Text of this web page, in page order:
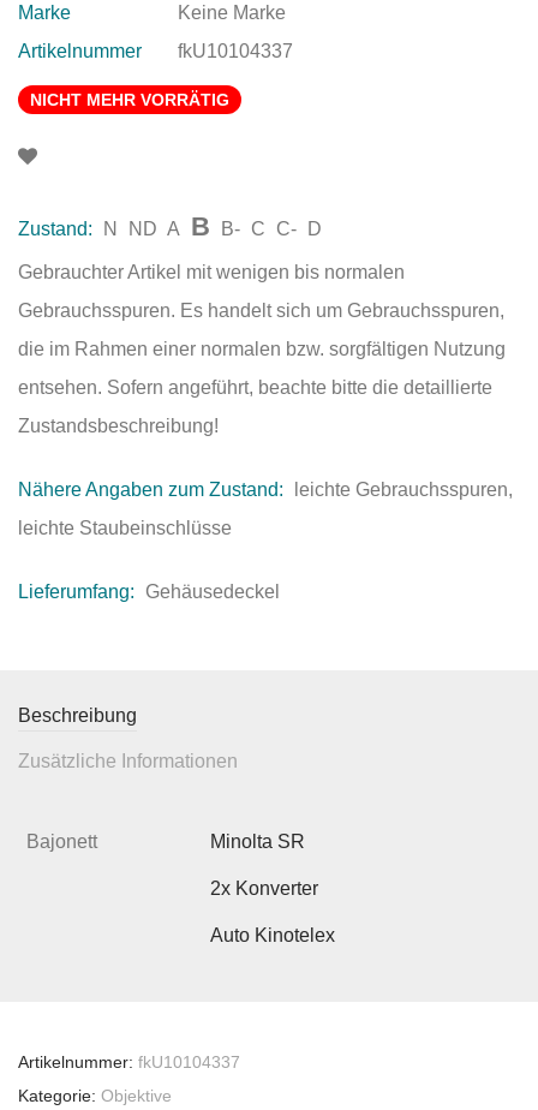
Marke
Keine Marke
Artikelnummer
fkU10104337
NICHT MEHR VORRÄTIG
Zustand: N ND A B B- C C- D
Gebrauchter Artikel mit wenigen bis normalen
Gebrauchsspuren. Es handelt sich um Gebrauchsspuren,
die im Rahmen einer normalen bzw. sorgfältigen Nutzung
entsehen. Sofern angeführt, beachte bitte die detaillierte
Zustandsbeschreibung!
Nähere Angaben zum Zustand:
leichte Gebrauchsspuren,
leichte Staubeinschlüsse
Lieferumfang: Gehäusedeckel
Beschreibung
Zusätzliche Informationen
Bajonett Minolta SR
2x Konverter
Auto Kinotelex
Artikelnummer: fkU10104337
Kategorie: Objektive